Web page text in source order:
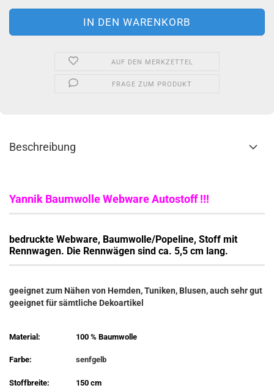
AUF DEN MERKZETTEL
FRAGE ZUM PRODUKT
Beschreibung
Yannik Baumwolle Webware Autostoff !!!
bedruckte Webware, Baumwolle/Popeline, Stoff mit
Rennwagen. Die Rennwägen sind ca. 5,5 cm lang.
geeignet zum Nähen von Hemden, Tuniken, Blusen, auch sehr gut
geeignet für sämtliche Dekoartikel
Material: 100 % Baumwolle
Farbe: senfgelb
Stoffbreite: 150 cm